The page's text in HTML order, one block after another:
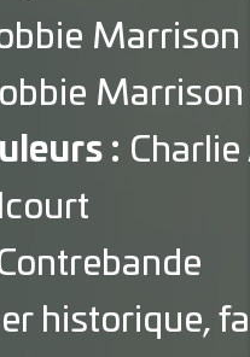
Marrison
Marrison
:
historique,